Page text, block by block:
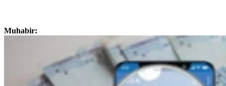
Muhabir: